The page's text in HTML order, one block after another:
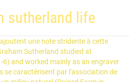
sutherland life
(75 ft × 39 ft), and is reputed to be the largest tapestry made in one single piece. Noté /5. Over the years Graham Sutherland’s portrait has entered the canon of Churchillian legend. Skip to main content.sg. Lisez des commentaires honnêtes et non biaisés sur les produits de la part nos utilisateurs. Published/Created: Cambridge : Lutterworth Press, 2015. En 1952, il réalise une série de sculptures. Dans ses œuvres tardives, ses formes organiques ou inorganiques ont tendance à se rapprocher de la figure humaine (Animal assis, 1965)[5]. Cornish Tin Mine, Emerging Miner Graham Sutherland 1943. Find an in-depth biography, exhibitions, original artworks for sale, the latest news, and sold auction prices. He […] Peintre anglais à la vocation artistique précoce, Graham Sutherland s'inscrit, en 1921, à la Goldsmith's School of Art de Londres, sa ville natale. Black Landscape Graham Sutherland 1940. Sutherland trained as a printmaker at Goldsmiths in the mid 1920s. Try. Il abandonne la gravure et s'adonne au dessin d'affiche et de tissu tout en se mettant à peindre. ; Helena Rubinstein, 1957, Museum of Modern Art, New York). Pendant la guerre, son statut officiel d'artiste des scènes de guerre lui donne l'occasion de représenter des sujets industriels et des vues de villes bombardées, de locomotives et machines détruites[5]. « SUTHERLAND GRAHAM - (1903-1980) », Encyclopædia Universalis [en ligne], L'œuvre picturale de Sutherland se déploie dans trois directions principales : le paysage, le portrait, la peinture religieuse. Il parcourt alors la Grande-Bretagne et visite Paris en 1944. C'est un des personnages principaux du roman Je reste le roi de mes chagrins de Philippe Forest, où il apparait en tant que portraitiste de Winston Churchill. Inscrivez-vous à notre newsletter hebdomadaire et recevez en cadeau un ebook au choix ! Sutherland made his reputation as a painter of Romantic abstract landscapes, and in 1938, with the patronage of Sir Kenneth Clark, he presented his first one-man show. 14 févr. (8.5 x 6.3 in.) Sutherland nomme « Présences » ces mystérieuses formes combinant en d'étranges et inédites métamorphoses les différents règnes minéral, végétal et animal (Chimères, 1946-47). View Graham Sutherland’s 2,791 artworks on artnet. A valuable and extensively illustrated study of the life and work of a major figure in 20th-century British art, offering a unique insight into his work. 3 Roger Berthoud, Graham Sutherland: A Biography (London: Faber & Faber, 1982), 189. Dès sa sortie de l'école, il enseigne la gravure à l'École des Beaux-Arts de Kingston (1927) et à la Chelsea School of Art (de 1928 à 1932). Sutherland, Graham (1903–80). A valuable and extensively illustrated study of the life and work of a major figure in 20th-century British … Sa manière expressive et violente de traiter ces thèmes de façon à frapper l'imagination du spectateur semble en accord avec un monde où la dévotion religieuse a reculé. See Graham Sutherland's compensation, career history, education, & memberships. Early life He was born in Streatham, the son of a lawyer who later became a civil servant in the Land Registry Office and the Board of Education. Painter. Graham Vivian Sutherland est un peintre britannique né le 24 août 1903 à Streatham (Londres) et mort le 17 février 1980 (à 76 ans) à Londres. En 1938, il réalise sa première exposition de paysages à la galerie Rosenberg et Helft de Londres. Graham Sutherland : life, work and ideas / Rosalind Thuillier. Red Landscape Graham Sutherland 1942. Des milliers de livres avec la livraison chez vous en 1 jour ou en magasin avec -5% de réduction . Devastation, 1941, City, Panorama of Ruin Graham Sutherland 1941. 2019 - Explorez le tableau « graham sutherland » de catherine marchandise, auquel 470 utilisateurs de Pinterest sont abonnés. Sutherland studied art at Goldsmiths College, London, after abandoning a railway engineering apprenticeship. Malcolm Yorke, The Spirit of the Place. « SUTHERLAND GRAHAM (1903-1980) » est également traité dans : Dans le chapitre « Le XXe siècle : tradition et innovation » En 1962, Sutherland termine une immense tapisserie, Le Christ en gloire dans le tétramorphe, dessinée pour la cathédrale de Coventry. All the graphic works of Graham Sutherland (1903-1980) painter of imaginative landscapes, still life, figure pieces and portraits. Cette option est réservée à nos abonné(e)s. Encyclopædia Universalis - Contact - Mentions légales - Consentement RGPD, Consulter le dictionnaire de l'Encyclopædia Universalis. Notices dans des dictionnaires ou encyclopédies généralistes, https://fr.wikipedia.org/w/index.php?title=Graham_Sutherland&oldid=178940426, Membre de l'ordre du Mérite (Commonwealth), Étudiant de Goldsmiths, University of London, Catégorie Commons avec lien local identique sur Wikidata, Page pointant vers des bases relatives aux beaux-arts, Page pointant vers des bases relatives à la musique, Page pointant vers des dictionnaires ou encyclopédies généralistes, Article de Wikipédia avec notice d'autor